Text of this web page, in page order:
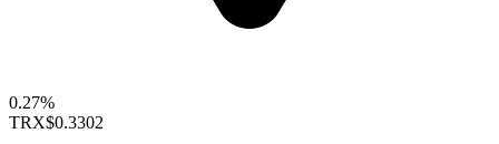
0.27%
TRX$0.3302